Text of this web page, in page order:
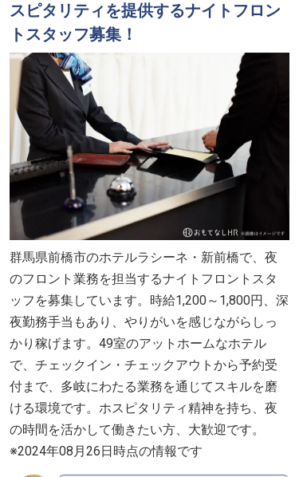
スピタリティを提供するナイトフロン
トスタッフ募集！
群馬県前橋市のホテルラシーネ・新前橋で、夜
のフロント業務を担当するナイトフロントスタ
ッフを募集しています。時給1,200～1,800円、深
夜勤務手当もあり、やりがいを感じながらしっ
かり稼げます。49室のアットホームなホテル
で、チェックイン・チェックアウトから予約受
付まで、多岐にわたる業務を通じてスキルを磨
ける環境です。ホスピタリティ精神を持ち、夜
の時間を活かして働きたい方、大歓迎です。
※2024年08月26日時点の情報です